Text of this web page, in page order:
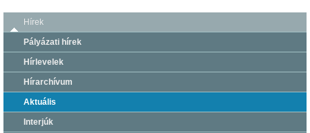
Hírek
Pályázati hírek
Hírlevelek
Hírarchívum
Aktuális
Interjúk